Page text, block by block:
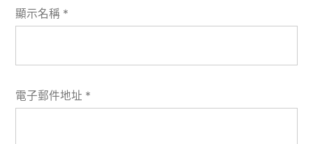
顯示名稱 *
電子郵件地址 *